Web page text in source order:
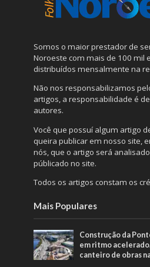
Somos o maior prestador de
Noroeste com mais de 100 mil
distribuídos mensalmente na
Não nos responsabilizamos
artigos, a responsabilidade é
autores.
Você que possuí algum artigo
queira publicar em nosso site,
nós, que o artigo será
públicado no site.
Todos os artigos constam os
Mais Populares
Construção da
em ritmo
canteiro de obras